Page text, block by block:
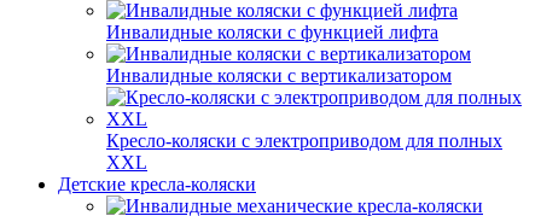
Инвалидные коляски с функцией лифта
Инвалидные коляски с вертикализатором
Кресло-коляски с электроприводом для полных
XXL
Детские кресла-коляски